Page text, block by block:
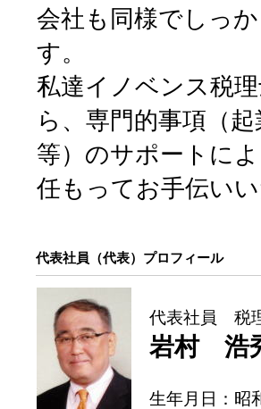
会社も同様でしっ
す。
私達イノベンス税
ら、専門的事項（
等）のサポートに
任もってお手伝いい
代表社員（代表）プロフィール
代表社員 税
岩村 浩
生年月日：昭